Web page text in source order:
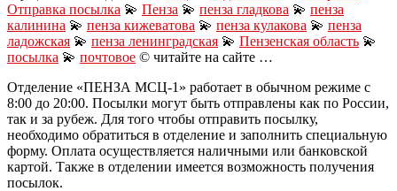
Отправка посылка 💫 Пенза 💫 пенза гладкова 💫 пенза
калинина 💫 пенза кижеватова 💫 пенза кулакова 💫 пенза
ладожская 💫 пенза ленинградская 💫 Пензенская область 💫
посылка 💫 почтовое © читайте на сайте …
Отделение «ПЕНЗА МСЦ-1» работает в обычном режиме с
8:00 до 20:00. Посылки могут быть отправлены как по России,
так и за рубеж. Для того чтобы отправить посылку,
необходимо обратиться в отделение и заполнить специальную
форму. Оплата осуществляется наличными или банковской
картой. Также в отделении имеется возможность получения
посылок.